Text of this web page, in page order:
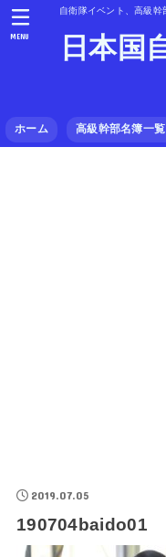
自衛隊イベント、高級
日本国
ホーム 高級幹部名簿一覧
MENU
2019.07.05
190704baido01